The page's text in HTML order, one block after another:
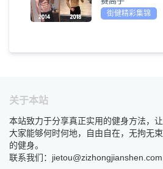
街健精彩集锦
关于本站
本站致力于分享真正实用的健身方法，让
大家能够何时何地，自由自在，无拘无束
的健身。
联系我们：jietou@zizhongjianshen.com